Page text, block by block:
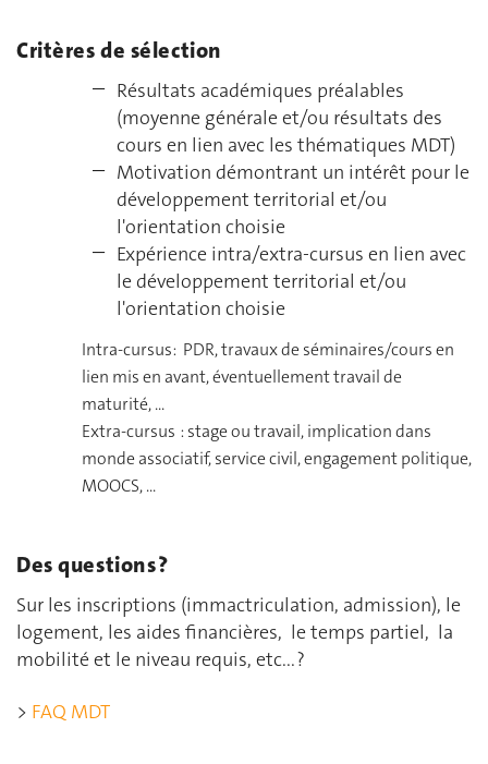
Critères de sélection
Résultats académiques préalables
(moyenne générale et/ou résultats des
cours en lien avec les thématiques MDT)
Motivation démontrant un intérêt pour le
développement territorial et/ou
l'orientation choisie
Expérience intra/extra-cursus en lien avec
le développement territorial et/ou
l'orientation choisie
Intra-cursus: PDR, travaux de séminaires/cours en
lien mis en avant, éventuellement travail de
maturité, ...
Extra-cursus : stage ou travail, implication dans
monde associatif, service civil, engagement politique,
MOOCS, ...
Des questions ?
Sur les inscriptions (immactriculation, admission), le
logement, les aides financières, le temps partiel, la
mobilité et le niveau requis, etc... ?
> FAQ MDT